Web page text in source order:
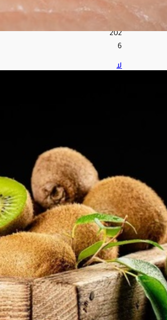
202
6
لا
تغذ
ية
تك
ش
ف
فوائ
د
صح
ية
مد
هش
ة
أغ
س